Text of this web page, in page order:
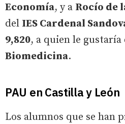
Economía, y a Rocío de
del IES Cardenal
9,820, a quien le
Biomedicina.
PAU en Castilla y León
Los alumnos que se han